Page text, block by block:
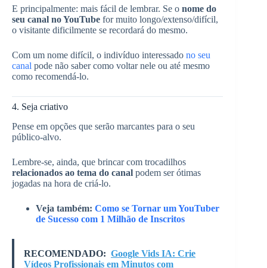
E principalmente: mais fácil de lembrar. Se o nome do
seu canal no YouTube for muito longo/extenso/difícil,
o visitante dificilmente se recordará do mesmo.
Com um nome difícil, o indivíduo interessado no seu
canal pode não saber como voltar nele ou até mesmo
como recomendá-lo.
4. Seja criativo
Pense em opções que serão marcantes para o seu
público-alvo.
Lembre-se, ainda, que brincar com trocadilhos
relacionados ao tema do canal podem ser ótimas
jogadas na hora de criá-lo.
Veja também: Como se Tornar um YouTuber
de Sucesso com 1 Milhão de Inscritos
RECOMENDADO: Google Vids IA: Crie
Vídeos Profissionais em Minutos com